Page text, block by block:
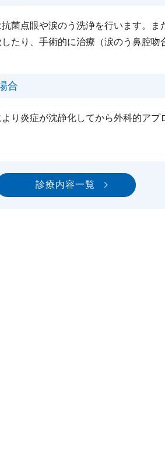
菌点眼や涙のう洗浄を行います。ま
たり、手術的に治療（涙のう鼻腔吻
合
り炎症が沈静化してから外科的アプ
診療内容一覧